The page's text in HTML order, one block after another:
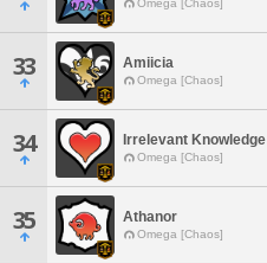
Omega [Chaos]
33 Amiicia
Omega [Chaos]
34 Irrelevant Knowledge
Omega [Chaos]
35 Athanor
Omega [Chaos]